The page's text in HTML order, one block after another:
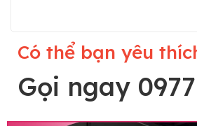
Có thể bạn yêu
Gọi ngay